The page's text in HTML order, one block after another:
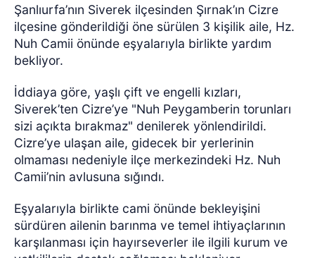
Şanlıurfa’nın Siverek ilçesinden Şırnak’ın Cizre
ilçesine gönderildiği öne sürülen 3 kişilik aile, Hz.
Nuh Camii önünde eşyalarıyla birlikte yardım
bekliyor.
İddiaya göre, yaşlı çift ve engelli kızları,
Siverek’ten Cizre’ye "Nuh Peygamberin torunları
sizi açıkta bırakmaz" denilerek yönlendirildi.
Cizre’ye ulaşan aile, gidecek bir yerlerinin
olmaması nedeniyle ilçe merkezindeki Hz. Nuh
Camii’nin avlusuna sığındı.
Eşyalarıyla birlikte cami önünde bekleyişini
sürdüren ailenin barınma ve temel ihtiyaçlarının
karşılanması için hayırseverler ile ilgili kurum ve